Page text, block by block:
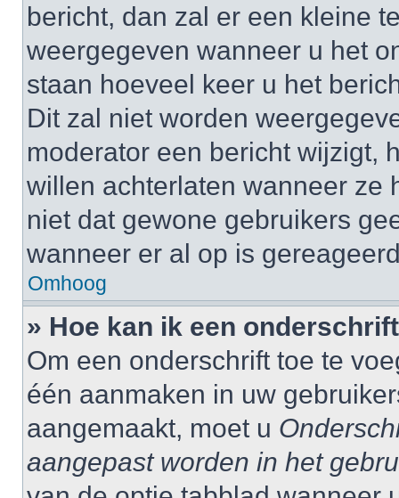
bericht, dan zal er een kleine
weergegeven wanneer u het
staan hoeveel keer u het
Dit zal niet worden
moderator een bericht wijzigt,
willen achterlaten wanneer ze
niet dat gewone gebruikers
wanneer er al op is
Omhoog
» Hoe kan ik een
Om een onderschrift toe te
één aanmaken in uw
aangemaakt, moet u
aangepast worden in het